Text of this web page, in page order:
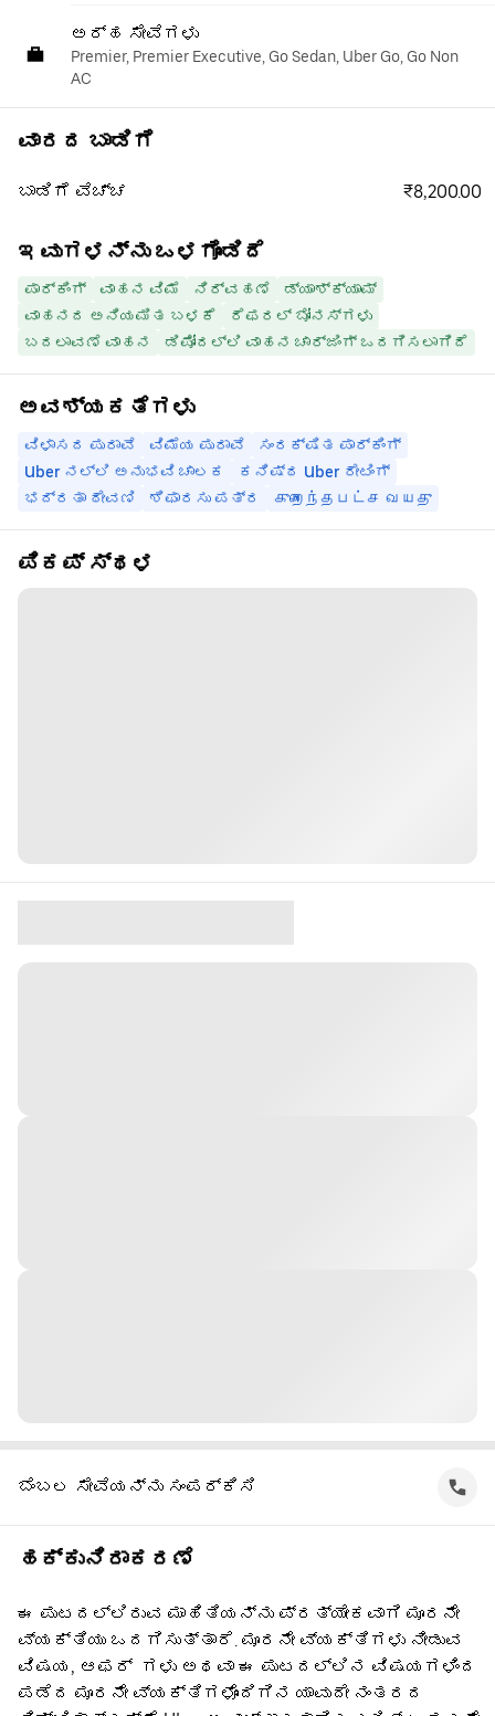
ಅರ್ಹ ಸೇವೆಗಳು
Premier, Premier Executive, Go Sedan, Uber Go, Go Non
AC
ವಾರದ ಬಾಡಿಗೆ
ಬಾಡಿಗೆ ವೆಚ್ಚ ₹8,200.00
ಇವುಗಳನ್ನು ಒಳಗೊಂಡಿದೆ
ಪಾರ್ಕಿಂಗ್ ವಾಹನ ವಿಮೆ ನಿರ್ವಹಣೆ
ಡ್ಯಾಶ್‌ಕ್ಯಾಮ್
ವಾಹನದ ಅನಿಯಮಿತ ಬಳಕೆ
ರೆಫರಲ್ ಬೋನಸ್‌ಗಳು
ಬದಲಾವಣೆ ವಾಹನ
ಡಿಪೋದಲ್ಲಿ ವಾಹನ ಚಾರ್ಜಿಂಗ್ ಒದಗಿಸಲಾಗಿದೆ
ಅವಶ್ಯಕತೆಗಳು
ವಿಳಾಸದ ಪುರಾವೆ ವಿಮೆಯ ಪುರಾವೆ
ಸಂರಕ್ಷಿತ ಪಾರ್ಕಿಂಗ್
Uber ನಲ್ಲಿ ಅನುಭವಿ ಚಾಲಕ
ಕನಿಷ್ಠ Uber ರೇಟಿಂಗ್
ಭದ್ರತಾ ಠೇವಣಿ
ಶಿಫಾರಸು ಪತ್ರ குறைந்தபட்ச வயது
ಪಿಕಪ್ ಸ್ಥಳ
ಬೆಂಬಲ ಸೇವೆಯನ್ನು ಸಂಪರ್ಕಿಸಿ
ಹಕ್ಕುನಿರಾಕರಣೆ
ಈ ಪುಟದಲ್ಲಿರುವ ಮಾಹಿತಿಯನ್ನು ಪ್ರತ್ಯೇಕವಾಗಿ ಮೂರನೇ
ವ್ಯಕ್ತಿಯು ಒದಗಿಸುತ್ತಾರೆ. ಮೂರನೇ ವ್ಯಕ್ತಿಗಳು ನೀಡುವ
ವಿಷಯ, ಆಫರ್ ‌ ಗಳು ಅಥವಾ ಈ ಪುಟದಲ್ಲಿನ ವಿಷಯಗಳಿಂದ
ಪಡೆದ ಮೂರನೇ ವ್ಯಕ್ತಿಗಳೊಂದಿಗಿನ ಯಾವುದೇ ನಂತರದ